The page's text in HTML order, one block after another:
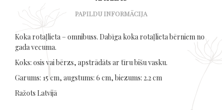
PAPILDU INFORMĀCIJA
Koka rotaļlieta – omnibuss. Dabīga koka rotaļlieta bērniem no
gada vecuma.
Koks: osis vai bērzs, apstrādāts ar tīru bišu vasku.
Garums: 15 cm, augstums: 6 cm, biezums: 2.2 cm
Ražots Latvijā